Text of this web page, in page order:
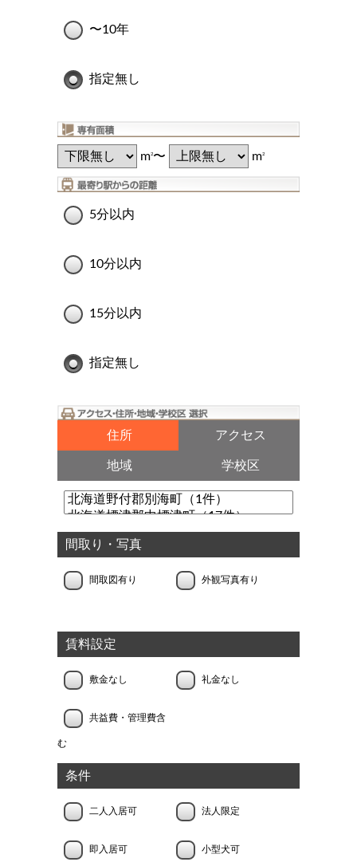
〜10年
指定無し
m2〜 m2
5分以内
10分以内
15分以内
指定無し
住所 アクセス
地域 学校区
間取り・写真
間取図有り 外観写真有り
賃料設定
敷金なし 礼金なし
共益費・管理費含
む
条件
二人入居可 法人限定
即入居可 小型犬可